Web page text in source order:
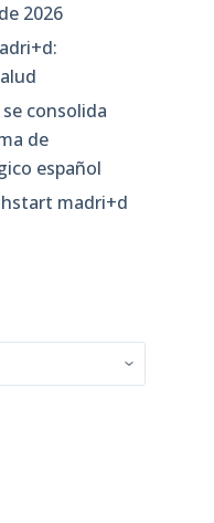
2026
consolida
de
español
madri+d